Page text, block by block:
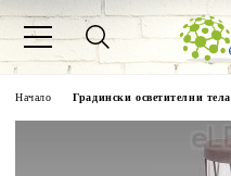
Начало Градински осветителни тела